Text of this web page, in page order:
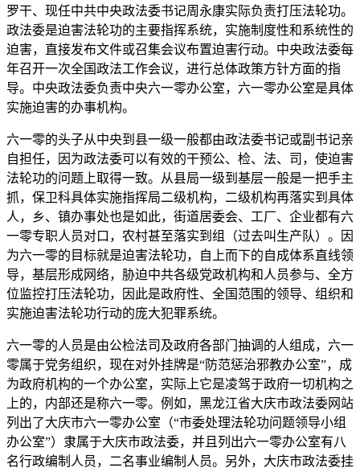
罗干、现任中共中央政法委书记周永康实际负责打压法轮功。
政法委是迫害法轮功的主要指挥系统，实施制度性和系统性的
迫害，直接发布文件或召集会议布置迫害行动。中央政法委每
年召开一次全国政法工作会议，进行总体政策方针方面的指
导。中央政法委负责中央六一零办公室，六一零办公室是具体
实施迫害的办事机构。
六一零的头子从中央到县一级一般都由政法委书记或副书记亲
自担任，因为政法委可以有效的干预公、检、法、司，使迫害
法轮功的问题上取得一致。从县局一级到基层一般是一把手主
抓，保卫科具体实施指挥局二级机构，二级机构再落实到具体
人，乡、镇办事处也是如此，街道居委会、工厂、企业都有六
一零专职人员对口，农村甚至落实到组（过去叫生产队）。因
为六一零的目标就是迫害法轮功，自上而下的自成体系直线领
导，基层形成网络，胁迫中共各级党政机构和人员参与、全方
位监控打压法轮功，因此是政府性、全国范围的领导、组织和
实施迫害法轮功行动的庞大犯罪系统。
六一零的人员是由公检法司及政府各部门抽调的人组成，六一
零属于党务组织，现在对外挂牌是“防范惩治邪教办公室”，成
为政府机构的一个办公室，实际上它是凌驾于政府一切机构之
上的，内部还是称六一零。例如，黑龙江省大庆市政法委网站
列出了大庆市六一零办公室（“市委处理法轮功问题领导小组
办公室”）隶属于大庆市政法委，并且列出六一零办公室有八
名行政编制人员，二名事业编制人员。另外，大庆市政法委挂